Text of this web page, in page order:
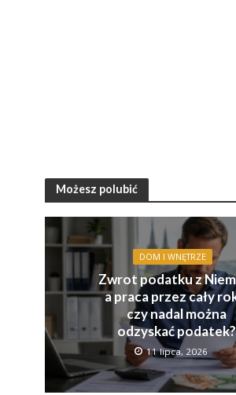
Możesz polubić
DOM I WNĘTRZE
Zwrot podatku z
a praca przez cały
czy nadal można
odzyskać podatek?
11 lipca, 2026